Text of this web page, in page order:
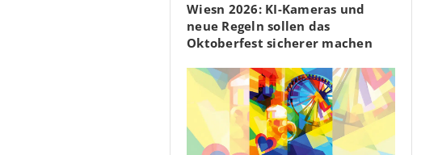
Wiesn 2026: KI-Kameras und
neue Regeln sollen das
Oktoberfest sicherer machen